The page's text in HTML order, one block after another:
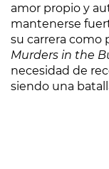
amor propio y
mantenerse
su carrera como
Murders in the
necesidad de
siendo una